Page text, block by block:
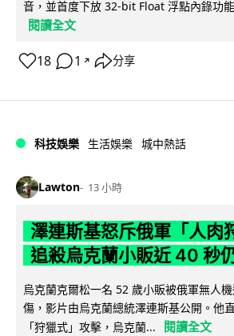
音，並首度下放 32-bit Float 浮點內錄功
閱讀全文
18 1 ↗ 分享
科技娛樂 生活娛樂 城中熱話
Lawton 13 小時
澤連斯基怒斥俄軍「人肉
追殺烏克蘭小販近 40 秒
烏克蘭克爾松一名 52 歲小販被俄軍無人
傷，影片由烏克蘭總統澤連斯基公開。他
「狩獵式」攻擊，烏克蘭...
閱讀全文